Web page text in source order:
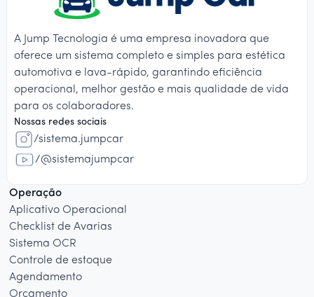
A Jump Tecnologia é uma empresa inovadora que
oferece um sistema completo e simples para estética
automotiva e lava-rápido, garantindo eficiência
operacional, melhor gestão e mais qualidade de vida
para os colaboradores.
Nossas redes sociais
/sistema.jumpcar
/@sistemajumpcar
Operação
Aplicativo Operacional
Checklist de Avarias
Sistema OCR
Controle de estoque
Agendamento
Orçamento